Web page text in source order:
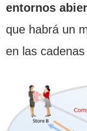
entornos
que habrá un
en las